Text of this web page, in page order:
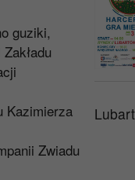
guziki,
Kazimierza
Zwiadu